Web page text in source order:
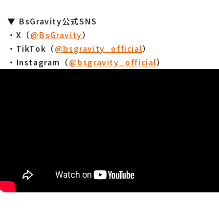
​​▼ BsGravity公式SNS
・X（@BsGravity）
・TikTok（@bsgravity_official）
・Instagram（@bsgravity_official）